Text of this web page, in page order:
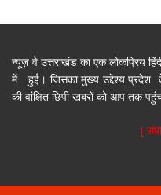
न्यूज़ वे उत्तराखंड का एक लोकप्रिय
में हुई। जिसका मुख्य उद्देश्य प्रदेश के
की वांक्षित छिपी खबरों को आप तक
[